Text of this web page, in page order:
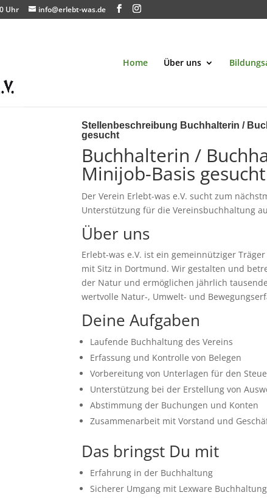
Uhr info@erlebt-was.de
Home Über uns
Stellenbeschreibung Buchhalterin /
gesucht
Buchhalterin /
Minijob-Basis gesucht
Der Verein Erlebt-was e.V. sucht zum
Unterstützung für die Vereinsbuchhaltung
Über uns
Erlebt-was e.V. ist ein gemeinnütziger
mit Sitz in Dortmund. Wir gestalten und
der Natur und ermöglichen jährlich
wertvolle Natur-, Umwelt- und
Deine Aufgaben
Laufende Buchhaltung des Vereins
Erfassung und Kontrolle von Belegen
Vorbereitung von Unterlagen für den
Unterstützung bei der Erstellung von
Abstimmung der Buchungen und Konten
Zusammenarbeit mit Vorstand und
Das bringst Du mit
Erfahrung in der Buchhaltung
Sicherer Umgang mit Lexware Buchhaltung